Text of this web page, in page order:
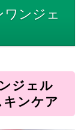
ンジェ
ジェル
ンケア